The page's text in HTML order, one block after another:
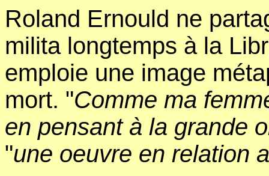
Roland Ernould ne
milita longtemps à la
emploie une image
mort. "Comme ma
en pensant à la grande
"une oeuvre en relation